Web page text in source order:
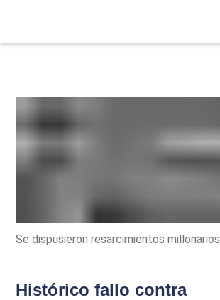
Se dispusieron resarcimientos millonarios
Histórico fallo contra